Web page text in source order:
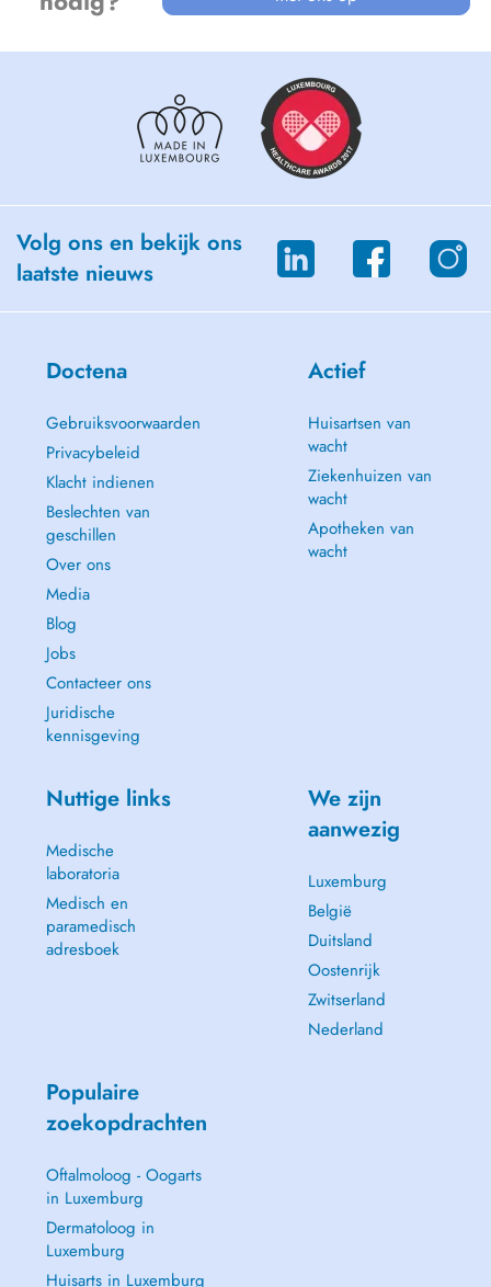
- Adolescents & étudiants Coaching : 90 Euros /séance
Particulier : 250 euros / Entreprise : 300 euros
Volg ons en bekijk ons
laatste nieuws
Doctena
Gebruiksvoorwaarden
Privacybeleid
Klacht indienen
Beslechten van
geschillen
Over ons
Media
Blog
Jobs
Contacteer ons
Juridische
kennisgeving
Actief
Huisartsen van
wacht
Ziekenhuizen van
wacht
Apotheken van
wacht
Nuttige links
Medische
laboratoria
Medisch en
paramedisch
adresboek
We zijn
aanwezig
Luxemburg
België
Duitsland
Oostenrijk
Zwitserland
Nederland
Populaire
zoekopdrachten
Oftalmoloog - Oogarts
in Luxemburg
Dermatoloog in
Luxemburg
Huisarts in Luxemburg